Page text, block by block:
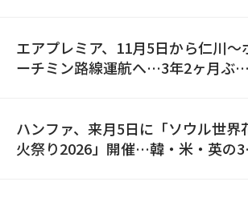
エアプレミア、11月5日から仁川〜
ーチミン路線運航へ…3年2ヶ月ぶり
ハンファ、来月5日に「ソウル世界
火祭り2026」開催…韓・米・英の3